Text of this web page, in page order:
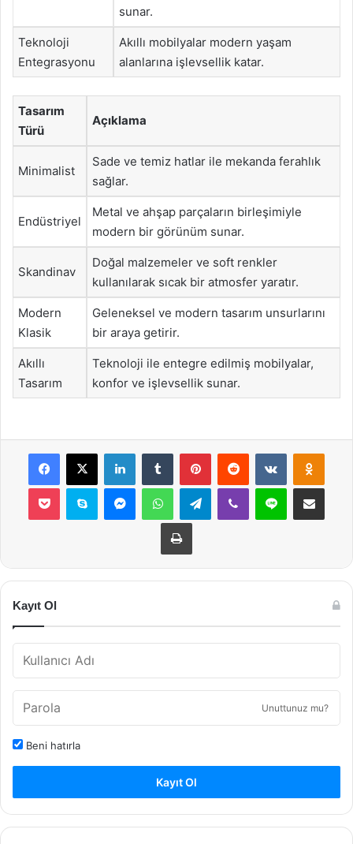
sunar.
Teknoloji
Entegrasyonu
Akıllı mobilyalar modern yaşam
alanlarına işlevsellik katar.
Tasarım
Türü
Açıklama
Minimalist
Sade ve temiz hatlar ile mekanda ferahlık
sağlar.
Endüstriyel
Metal ve ahşap parçaların birleşimiyle
modern bir görünüm sunar.
Skandinav
Doğal malzemeler ve soft renkler
kullanılarak sıcak bir atmosfer yaratır.
Modern
Klasik
Geleneksel ve modern tasarım unsurlarını
bir araya getirir.
Akıllı
Tasarım
Teknoloji ile entegre edilmiş mobilyalar,
konfor ve işlevsellik sunar.
Facebook
X LinkedInTumblr PinterestReddit VKontakte
Pocket Skype MessengerWhatsAppTelegramViber Line E-Posta ile
Yazdır
Kayıt Ol
Unuttunuz mu?
Beni hatırla
Kayıt Ol